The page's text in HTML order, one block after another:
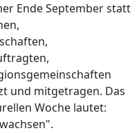
Ende September statt
und mitgetragen. Das
Woche lautet: